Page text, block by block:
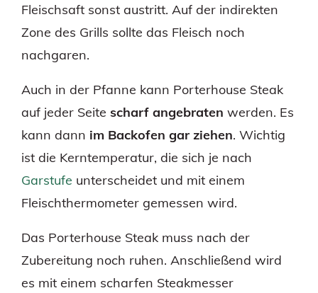
Fleischsaft sonst austritt. Auf der indirekten
Zone des Grills sollte das Fleisch noch
nachgaren.
Auch in der Pfanne kann Porterhouse Steak
auf jeder Seite scharf angebraten werden. Es
kann dann im Backofen gar ziehen. Wichtig
ist die Kerntemperatur, die sich je nach
Garstufe unterscheidet und mit einem
Fleischthermometer gemessen wird.
Das Porterhouse Steak muss nach der
Zubereitung noch ruhen. Anschließend wird
es mit einem scharfen Steakmesser